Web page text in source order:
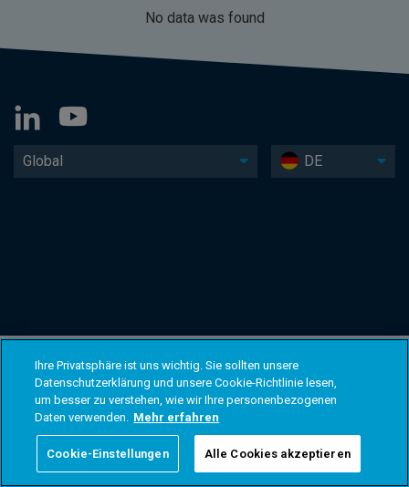
No data was found
Global DE
Ihre Privatsphäre ist uns wichtig. Sie sollten unsere
Datenschutzerklärung und unsere Cookie-Richtlinie lesen,
um besser zu verstehen, wie wir Ihre personenbezogenen
Daten verwenden. Mehr erfahren
Cookie-Einstellungen Alle Cookies akzeptieren